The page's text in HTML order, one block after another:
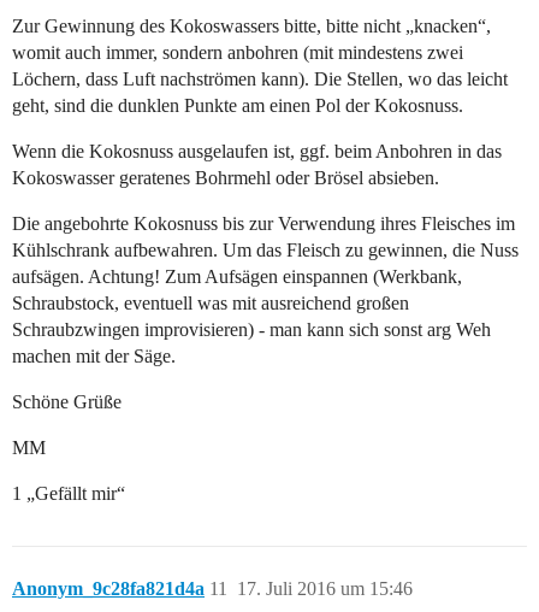
Zur Gewinnung des Kokoswassers bitte, bitte nicht „knacken“,
womit auch immer, sondern anbohren (mit mindestens zwei
Löchern, dass Luft nachströmen kann). Die Stellen, wo das leicht
geht, sind die dunklen Punkte am einen Pol der Kokosnuss.
Wenn die Kokosnuss ausgelaufen ist, ggf. beim Anbohren in das
Kokoswasser geratenes Bohrmehl oder Brösel absieben.
Die angebohrte Kokosnuss bis zur Verwendung ihres Fleisches im
Kühlschrank aufbewahren. Um das Fleisch zu gewinnen, die Nuss
aufsägen. Achtung! Zum Aufsägen einspannen (Werkbank,
Schraubstock, eventuell was mit ausreichend großen
Schraubzwingen improvisieren) - man kann sich sonst arg Weh
machen mit der Säge.
Schöne Grüße
MM
1 „Gefällt mir“
Anonym_9c28fa821d4a 17. Juli 2016 um 15:46
11